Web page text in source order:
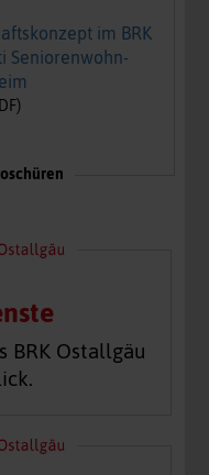
im BRK
Seniorenwohn-
)
BRK Ostallgäu